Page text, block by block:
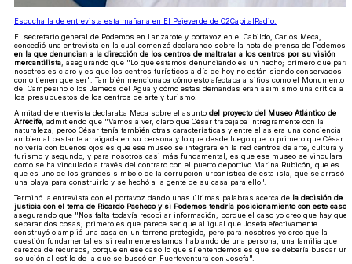
Escucha la de entrevista esta mañana en El Pejeverde de O2CapitalRadio.
El secretario general de Podemos en Lanzarote y portavoz en el Cabildo, Carlos Meca,
concedió una entrevista en la cual comenzó declarando sobre la nota de prensa de Podemos
en la que denuncian a la dirección de los centros de maltratar a los centros por su visión
mercantilista , asegurando que "Lo que estamos denunciando es un hecho; primero que para
nosotros es claro y es que los centros turísticos a día de hoy no están siendo conservados
como tienen que ser". También mencionaba cómo esto afectaba a sitios como el Monumento
del Campesino o los Jameos del Agua y cómo estas demandas eran asimismo una crítica a
los presupuestos de los centros de arte y turismo.
A mitad de entrevista declaraba Meca sobre el asunto del proyecto del Museo Atlántico de
Arrecife , admitiendo que "Vamos a ver, claro que César trabajaba intregramente con la
naturaleza, peroo César tenía también otras características y entre ellas era una conciencia
ambiental bastante arraigada en su persona y lo que desde luego que lo primero que César
no vería con buenos ojos es que ese museo se integrara en la red centros de arte, cultura y
turismo y segundo, y para nosotros casi más fundamental, es que ese museo se vinculara
como se ha vinculado a través del contraro con el puerto deportivo Marina Rubicón, que es
que es uno de los grandes símbolo de la corrupción urbanística de esta isla, que se arrasó
una playa para construirlo y se hechó a la gente de su casa para ello".
Terminó la entrevista con el portavoz dando unas últimas palabras acerca de la decisión de la
justicia con el tema de Ricardo Pacheco y si Podemos tendría posicionamiento con este caso
asegurando que "Nos falta todavía recopilar información, porque el caso yo creo que hay que
separar dos cosas; primero es que parece ser que al igual que Josefa efectivamente
construyó o amplió una casa en un terreno protegido, pero para nosotros yo creo que la
cuestión fundamental es si realmente estamos hablando de una persona, una familia que
carezca de recursos, porque en ese caso lo que sí entendemos es que se debería buscar una
solución al estilo de la que se buscó en Fuerteventura con Josefa".